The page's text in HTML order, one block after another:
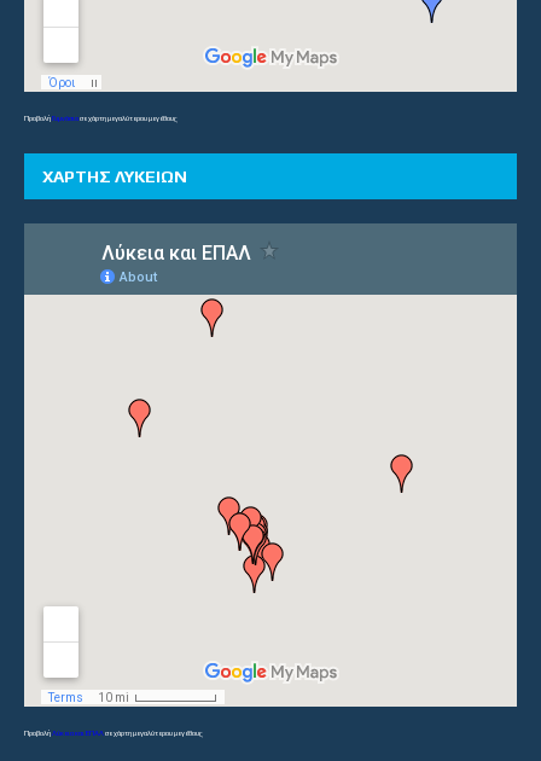
ΠροβολήΓυμνάσιασε χάρτη μεγαλύτερου μεγέθους
ΧΑΡΤΗΣ ΛΥΚΕΙΩΝ
ΠροβολήΛύκεια και ΕΠΑΛσε χάρτη μεγαλύτερου μεγέθους